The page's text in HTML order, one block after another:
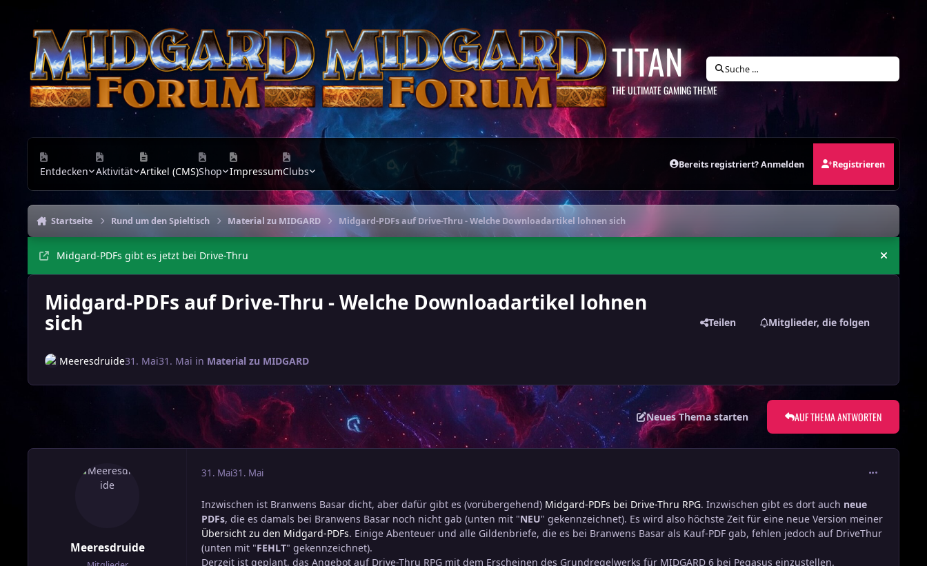
TITAN
THE ULTIMATE GAMING THEME
Suche …
Entdecken Aktivität Artikel (CMS)Shop ImpressumClubs
Bereits registriert? Anmelden Registrieren
Startseite Rund um den Spieltisch Material zu MIDGARD Midgard-PDFs auf Drive-Thru - Welche Downloadartikel lohnen sich
Midgard-PDFs gibt es jetzt bei Drive-Thru
Midgard-PDFs auf Drive-Thru - Welche Downloadartikel lohnen
sich Teilen Mitglieder, die folgen
Meeresdruide31. Mai31. Mai in Material zu MIDGARD
Neues Thema starten AUF THEMA ANTWORTEN
Meeresdruide
31. Mai31. Mai
Inzwischen ist Branwens Basar dicht, aber dafür gibt es (vorübergehend) Midgard-PDFs bei Drive-Thru RPG. Inzwischen gibt es dort auch neue
PDFs, die es damals bei Branwens Basar noch nicht gab (unten mit "NEU" gekennzeichnet). Es wird also höchste Zeit für eine neue Version meiner
Übersicht zu den Midgard-PDFs. Einige Abenteuer und alle Gildenbriefe, die es bei Branwens Basar als Kauf-PDF gab, fehlen jedoch auf DriveThur
(unten mit "FEHLT" gekennzeichnet).
Derzeit ist geplant, das Angebot auf Drive-Thru RPG mit dem Erscheinen des Grundregelwerks für MIDGARD 6 bei Pegasus einzustellen.